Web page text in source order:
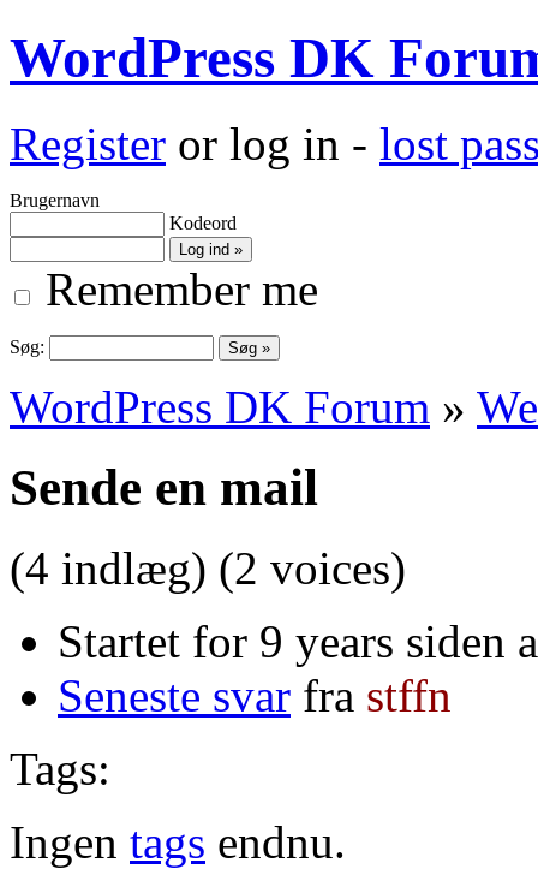
WordPress DK
Register or log in - lost
Brugernavn
Kodeord
Remember me
Søg:
WordPress DK Forum »
Sende en mail
(4 indlæg) (2 voices)
Startet for 9 years siden
Seneste svar fra stffn
Tags:
Ingen tags endnu.